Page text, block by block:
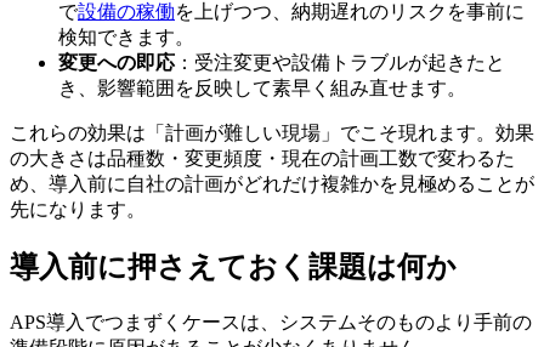
で設備の稼働を上げつつ、納期遅れのリスクを事前に
検知できます。
変更への即応 ：受注変更や設備トラブルが起きたと
き、影響範囲を反映して素早く組み直せます。
これらの効果は「計画が難しい現場」でこそ現れます。効果
の大きさは品種数・変更頻度・現在の計画工数で変わるた
め、導入前に自社の計画がどれだけ複雑かを見極めることが
先になります。
導入前に押さえておく課題は何か
APS導入でつまずくケースは、システムそのものより手前の